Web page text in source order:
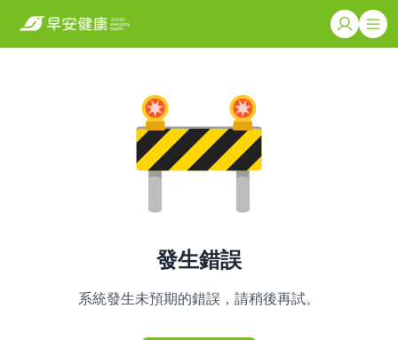
發生錯誤
系統發生未預期的錯誤，請稍後再試。